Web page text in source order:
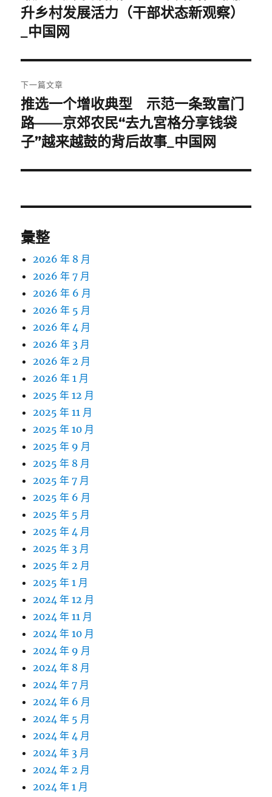
導
覽
一
篇
章:
升乡村发展活力（干部状态新观察）
_中国网
下一篇文章
下
一
篇
章:
推选一个增收典型 示范一条致富门
路——京郊农民“去九宮格分享钱袋
子”越来越鼓的背后故事_中国网
彙整
2026 年 8 月
2026 年 7 月
2026 年 6 月
2026 年 5 月
2026 年 4 月
2026 年 3 月
2026 年 2 月
2026 年 1 月
2025 年 12 月
2025 年 11 月
2025 年 10 月
2025 年 9 月
2025 年 8 月
2025 年 7 月
2025 年 6 月
2025 年 5 月
2025 年 4 月
2025 年 3 月
2025 年 2 月
2025 年 1 月
2024 年 12 月
2024 年 11 月
2024 年 10 月
2024 年 9 月
2024 年 8 月
2024 年 7 月
2024 年 6 月
2024 年 5 月
2024 年 4 月
2024 年 3 月
2024 年 2 月
2024 年 1 月